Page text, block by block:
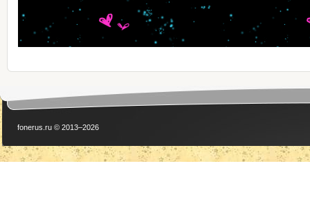
fonerus.ru © 2013–2026